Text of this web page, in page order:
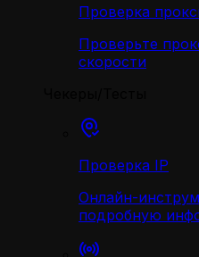
Проверка
Проверьте
скорости
Проверка IP
Онлайн-
подробную